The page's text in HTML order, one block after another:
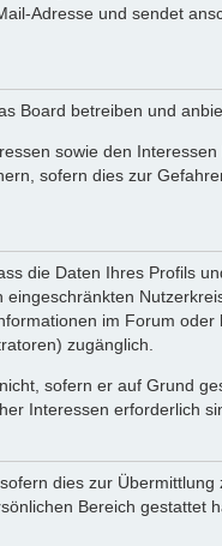
Adresse und sendet
Board betreiben und
sowie den
sofern dies zur
die Daten Ihres Profils
im Forum
zugänglich.
sofern er auf Grund
Interessen erforderlich
dies zur
Bereich gestattet